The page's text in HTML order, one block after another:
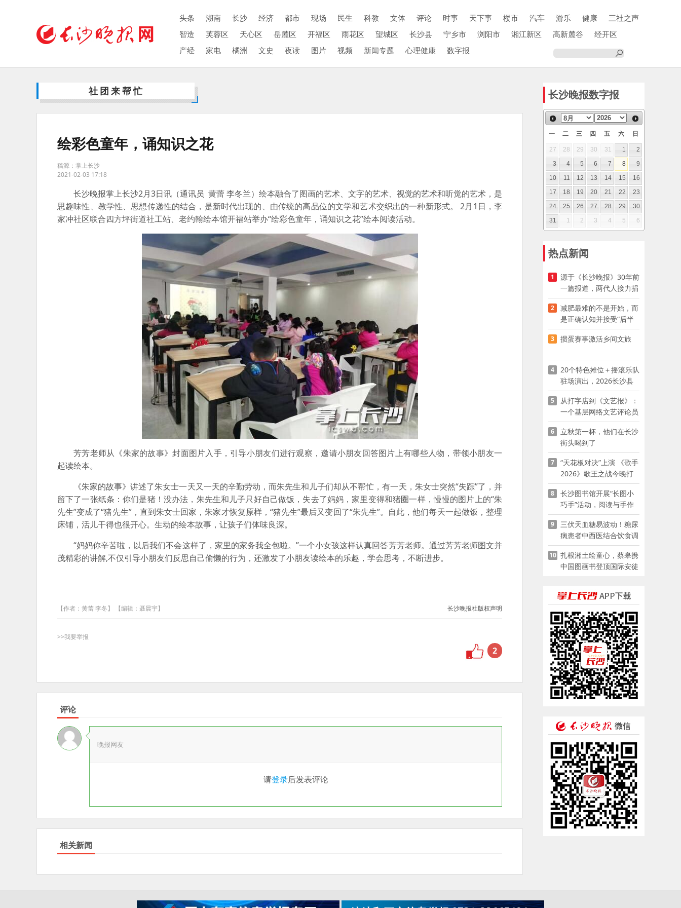
头条 湖南 长沙 经济 都市 现场 民生 科教 文体 评论 时事 天下事 楼市 汽车 游乐 健康
三社之声
智造
芙蓉区 天心区 岳麓区 开福区 雨花区 望城区 长沙县 宁乡市 浏阳市 湘江新区 高新麓谷
经开区
产经
家电 橘洲 文史 夜读 图片 视频 新闻专题 心理健康 数字报
社团来帮忙
绘彩色童年，诵知识之花
稿源：掌上长沙
2021-02-03 17:18
长沙晚报掌上长沙2月3日讯（通讯员 黄蕾 李冬兰） 绘本融合了图画的艺术、文字的艺术、视觉的艺术和听觉的艺术，是
思趣味性、教学性、思想传递性的结合，是新时代出现的、由传统的高品位的文学和艺术交织出的一种新形式。
2月1日，李
家冲社区联合四方坪街道社工站、老约翰绘本馆开福站举办“绘彩色童年，诵知识之花”绘本阅读活动。
芳芳老师从《朱家的故事》封面图片入手，引导小朋友们进行观察，邀请小朋友回答图片上有哪些人物，带领小朋友一
起读绘本。
《朱家的故事》讲述了朱女士一天又一天的辛勤劳动，而朱先生和儿子们却从不帮忙，有一天，朱女士突然“失踪”了，并
留下了一张纸条：你们是猪！没办法，朱先生和儿子只好自己做饭，失去了妈妈，家里变得和猪圈一样，慢慢的图片上的“朱
先生”变成了“猪先生”，直到朱女士回家，朱家才恢复原样，“猪先生”最后又变回了“朱先生”。自此，他们每天一起做饭，整理
床铺，活儿干得也很开心。生动的绘本故事，让孩子们体味良深。
“妈妈你辛苦啦，以后我们不会这样了，家里的家务我全包啦。”一个小女孩这样认真回答芳芳老师。通过芳芳老师图文并
茂精彩的讲解,不仅引导小朋友们反思自己偷懒的行为，还激发了小朋友读绘本的乐趣，学会思考，不断进步。
【作者：黄蕾 李冬】 【编辑：聂晨宇】 长沙晚报社版权声明
>>我要举报
2
评论
晚报网友
请登录后发表评论
相关新闻
长沙晚报数字报
一 二 三 四 五 六 日
27 28 29 30 31 1
2
3
4 5 6 7 8
9
10
11 12 13 14 15
16
17
18 19 20 21 22
23
24
25 26 27 28 29
30
31
1 2 3 4 5 6
热点新闻
1
源于《长沙晚报》30年前
一篇报道，两代人接力捐
资助学
2
减肥最难的不是开始，而
是正确认知并接受“后半
程”
3 掼蛋赛事激活乡间文旅
4
20个特色摊位＋摇滚乐队
驻场演出，2026长沙县
夜市嘉年华启幕
5
从打字店到《文艺报》：
一个基层网络文艺评论员
的突围
6
立秋第一杯，他们在长沙
街头喝到了
7
“天花板对决”上演 《歌手
2026》歌王之战今晚打
响
8
长沙图书馆开展“长图小
巧手”活动，阅读与手作
赋能少儿暑期成长
9
三伏天血糖易波动！糖尿
病患者中西医结合饮食调
养指南
10 扎根湘土绘童心，蔡皋携
中国图画书登顶国际安徒